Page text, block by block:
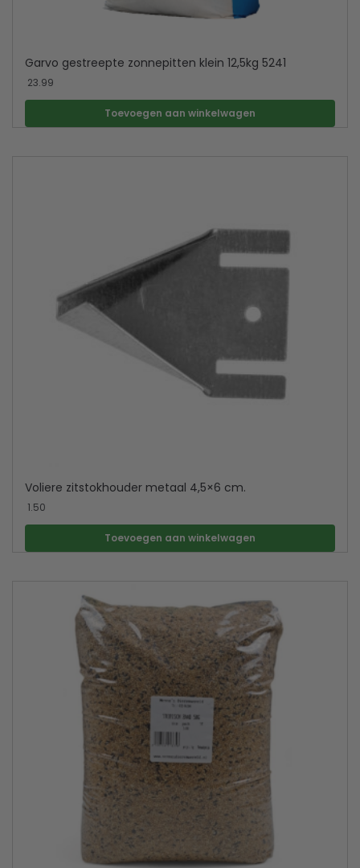
Garvo gestreepte zonnepitten klein 12,5kg 5241
23.99
Toevoegen aan winkelwagen
Voliere zitstokhouder metaal 4,5×6 cm.
1.50
Toevoegen aan winkelwagen